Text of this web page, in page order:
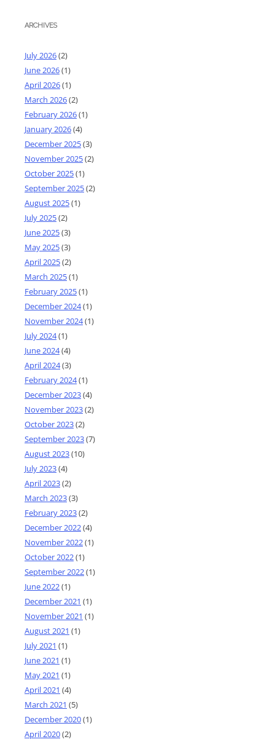
ARCHIVES
July 2026(2)
June 2026(1)
April 2026(1)
March 2026(2)
February 2026(1)
January 2026(4)
December 2025(3)
November 2025(2)
October 2025(1)
September 2025(2)
August 2025(1)
July 2025(2)
June 2025(3)
May 2025(3)
April 2025(2)
March 2025(1)
February 2025(1)
December 2024(1)
November 2024(1)
July 2024(1)
June 2024(4)
April 2024(3)
February 2024(1)
December 2023(4)
November 2023(2)
October 2023(2)
September 2023(7)
August 2023(10)
July 2023(4)
April 2023(2)
March 2023(3)
February 2023(2)
December 2022(4)
November 2022(1)
October 2022(1)
September 2022(1)
June 2022(1)
December 2021 (1)
November 2021 (1)
August 2021 (1)
July 2021 (1)
June 2021 (1)
May 2021 (1)
April 2021 (4)
March 2021 (5)
December 2020(1)
April 2020(2)